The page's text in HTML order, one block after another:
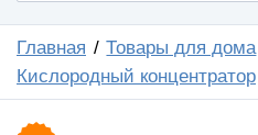
Главная
Товары для дома
Кислородный концентратор